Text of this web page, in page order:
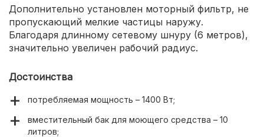
Дополнительно установлен моторный фильтр, не
пропускающий мелкие частицы наружу.
Благодаря длинному сетевому шнуру (6 метров),
значительно увеличен рабочий радиус.
Достоинства
потребляемая мощность – 1400 Вт;
вместительный бак для моющего средства – 10
литров;